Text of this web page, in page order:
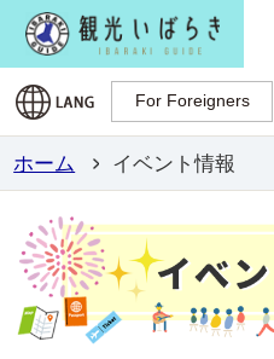
For Foreigners
For Foreigners
ホーム イベント情報